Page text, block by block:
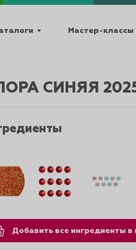
Мастер-классы
СИНЯЯ
Добавить все ингредиенты в